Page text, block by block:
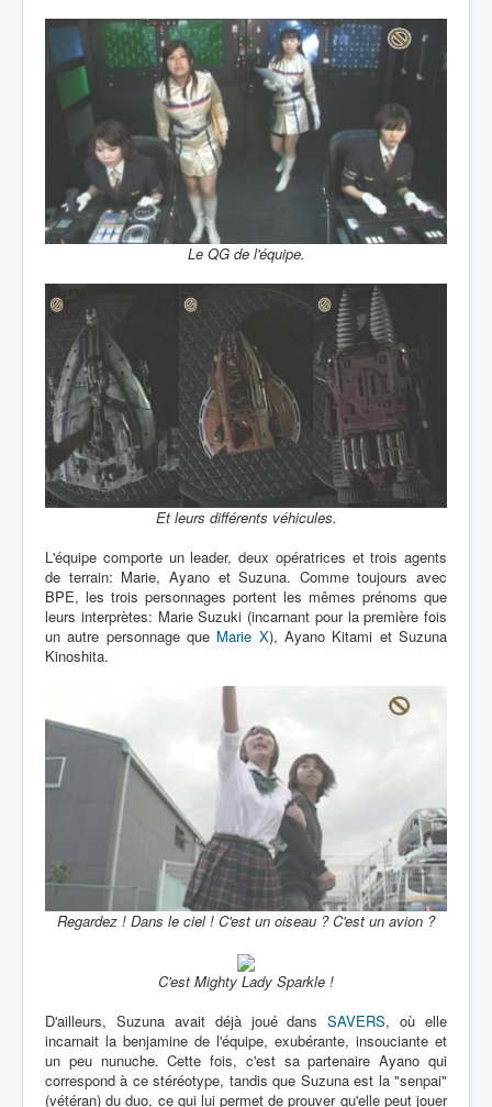
Le QG de l'équipe.
Et leurs différents véhicules.
L'équipe comporte un leader, deux opératrices et trois agents
de terrain: Marie, Ayano et Suzuna. Comme toujours avec
BPE, les trois personnages portent les mêmes prénoms que
leurs interprètes: Marie Suzuki (incarnant pour la première fois
un autre personnage que Marie X), Ayano Kitami et Suzuna
Kinoshita.
Regardez ! Dans le ciel ! C'est un oiseau ? C'est un avion ?
C'est Mighty Lady Sparkle !
D'ailleurs, Suzuna avait déjà joué dansSAVERS, où elle
incarnait la benjamine de l'équipe, exubérante, insouciante et
un peu nunuche. Cette fois, c'est sa partenaire Ayano qui
correspond à ce stéréotype, tandis que Suzuna est la "senpai"
(vétéran) du duo, ce qui lui permet de prouver qu'elle peut jouer